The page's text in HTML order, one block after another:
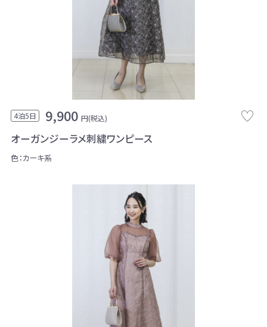
4泊5日 9,900 円(税込)
オーガンジーラメ刺繍ワンピース
色：カーキ系